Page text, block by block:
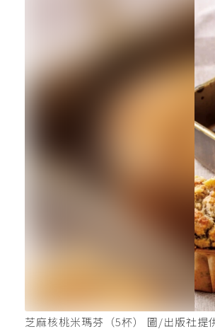
芝麻核桃米瑪芬（5杯） 圖/出版社提